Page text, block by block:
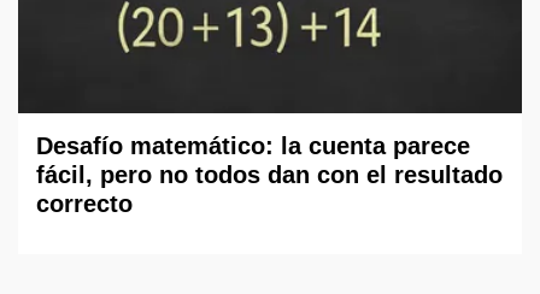
Desafío matemático: la cuenta parece
fácil, pero no todos dan con el resultado
correcto